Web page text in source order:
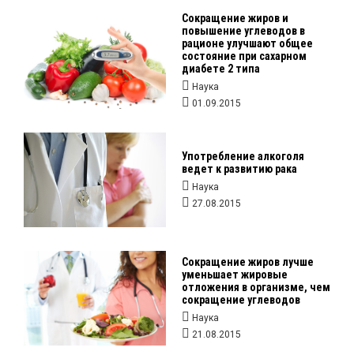
Сокращение жиров и
повышение углеводов в
рационе улучшают общее
состояние при сахарном
диабете 2 типа
Наука
01.09.2015
Употребление алкоголя
ведет к развитию рака
Наука
27.08.2015
Сокращение жиров лучше
уменьшает жировые
отложения в организме, чем
сокращение углеводов
Наука
21.08.2015